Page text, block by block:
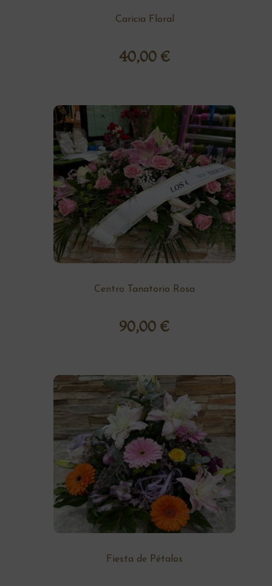
Caricia Floral
40,00 €
Centro Tanatorio Rosa
90,00 €
Fiesta de Pétalos